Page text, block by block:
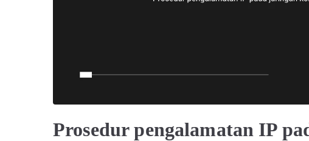
Prosedur pengalamatan IP